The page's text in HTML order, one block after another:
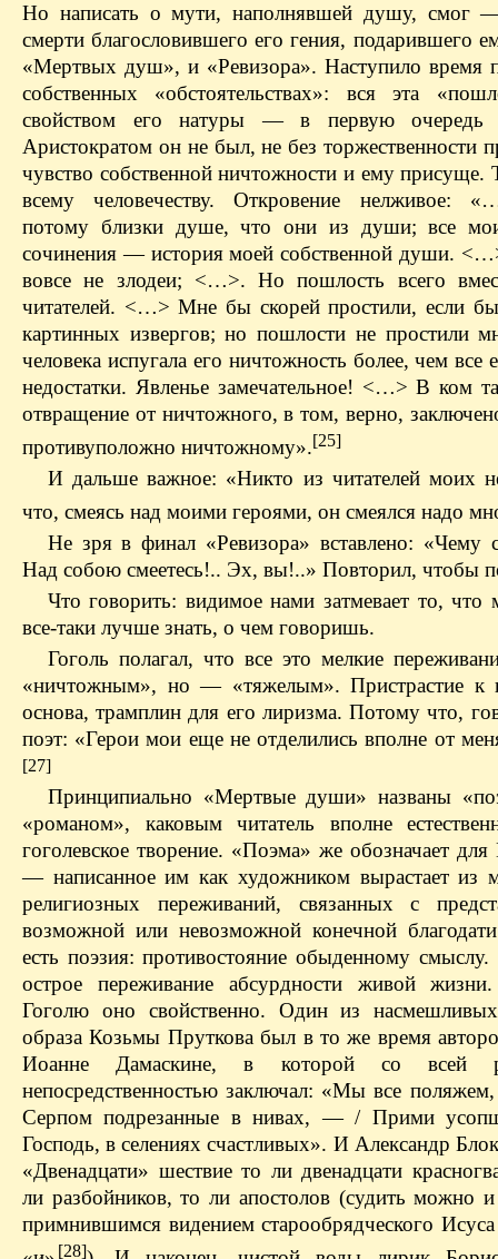
Но написать о мути, наполнявшей душу, смог
смерти благословившего его гения, подарившего
«Мертвых душ», и «Ревизора». Наступило время
собственных «обстоятельствах»: вся эта
свойством его натуры — в первую очередь
Аристократом он не был, не без торжественности
чувство собственной ничтожности и ему
всему человечеству. Откровение нелживое:
потому близки душе, что они из души; все
сочинения — история моей собственной души.
вовсе не злодеи; <…>. Но пошлость всего
читателей. <…> Мне бы скорей простили, если
картинных извергов; но пошлости не простили
человека испугала его ничтожность более, чем все
недостатки. Явленье замечательное! <…> В ком
отвращение от ничтожного, в том, верно,
противуположно ничтожному».[25]
И дальше важное: «Никто из читателей моих
что, смеясь над моими героями, он смеялся надо
Не зря в финал «Ревизора» вставлено: «Чему
Над собою смеетесь!.. Эх, вы!..» Повторил, чтобы
Что говорить: видимое нами затмевает то,
все-таки лучше знать, о чем говоришь.
Гоголь полагал, что все это мелкие
«ничтожным», но — «тяжелым». Пристрастие к
основа, трамплин для его лиризма. Потому что,
поэт: «Герои мои еще не отделились вполне от
[27]
Принципиально «Мертвые души» названы
«романом», каковым читатель вполне
гоголевское творение. «Поэма» же обозначает для
— написанное им как художником вырастает из
религиозных переживаний, связанных с
возможной или невозможной конечной
есть поэзия: противостояние обыденному
острое переживание абсурдности живой
Гоголю оно свойственно. Один из насмешливых
образа Козьмы Пруткова был в то же время
Иоанне Дамаскине, в которой со всей
непосредственностью заключал: «Мы все
Серпом подрезанные в нивах, — / Прими
Господь, в селениях счастливых». И Александр
«Двенадцати» шествие то ли двенадцати
ли разбойников, то ли апостолов (судить можно и
примнившимся видением старообрядческого
[28]